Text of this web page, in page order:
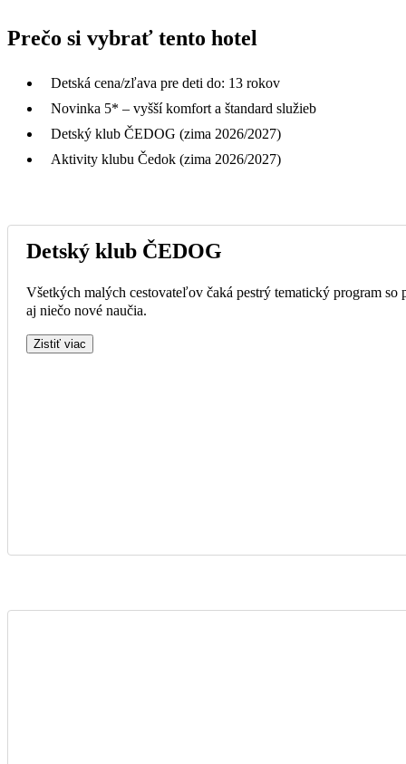
Prečo si vybrať tento hotel
Detská cena/zľava pre deti do: 13 rokov
Novinka 5* – vyšší komfort a štandard služieb
Detský klub ČEDOG (zima 2026/2027)
Aktivity klubu Čedok (zima 2026/2027)
Detský klub ČEDOG
Všetkých malých cestovateľov čaká pestrý tematický program
aj niečo nové naučia.
Zistiť viac